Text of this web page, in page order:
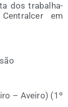
dos tra­balha­
em
– Avei­ro) (1º